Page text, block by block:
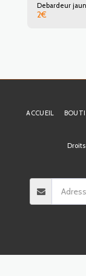
Debardeur
2€
ACCUEIL